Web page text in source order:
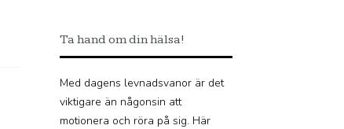
Ta hand om din hälsa!
Med dagens levnadsvanor är det
viktigare än någonsin att
motionera och röra på sig. Här